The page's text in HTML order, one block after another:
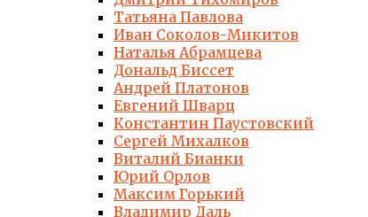
Татьяна Павлова
Иван Соколов-Микитов
Наталья Абрамцева
Дональд Биссет
Андрей Платонов
Евгений Шварц
Константин Паустовский
Сергей Михалков
Виталий Бианки
Юрий Орлов
Максим Горький
Владимир Даль